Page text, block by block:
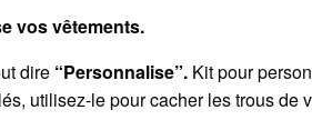
vos vêtements.
dire “Personnalise”.Kit pour
utilisez-le pour cacher les trous de